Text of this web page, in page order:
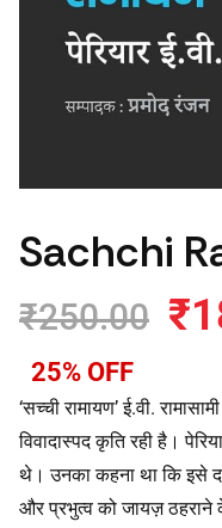
Sachchi
₹250.00 ₹
25% OFF
‘सच्ची रामायण’ ई.वी.
विवादास्पद कृति रही है।
थे। उनका कहना था कि इसे
और प्रभुत्व को जायज़ ठहराने